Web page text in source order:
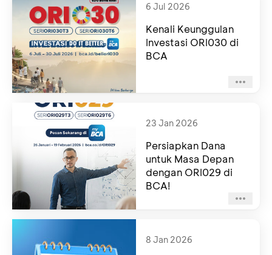
6 Jul 2026
Kenali Keunggulan
Investasi ORI030 di
BCA
23 Jan 2026
Persiapkan Dana
untuk Masa Depan
dengan ORI029 di
BCA!
8 Jan 2026